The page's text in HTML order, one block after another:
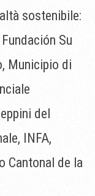
sostenibile:
Su
Municipio di
del
INFA,
Cantonal de la